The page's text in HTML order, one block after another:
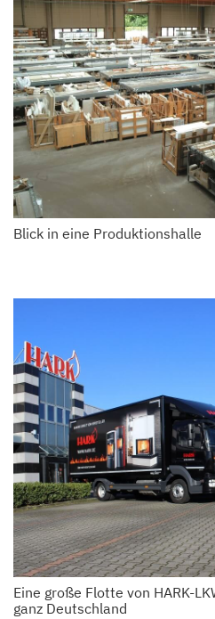
Blick in eine Produktionshalle
Eine große Flotte von HARK-
ganz Deutschland